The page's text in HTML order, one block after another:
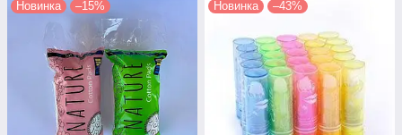
Новинка –15% Новинка –43%